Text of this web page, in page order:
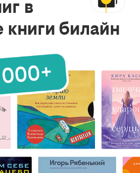
в
книги билайн